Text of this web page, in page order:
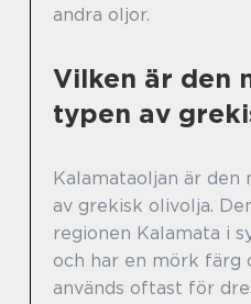
andra oljor.
Vilken är den
typen av
Kalamataoljan är
av grekisk olivolja.
regionen Kalamata i
och har en mörk färg
används oftast för